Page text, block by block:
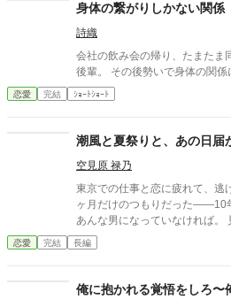
身体の繋がりしかない関係
詩織
会社の飲み会の帰り、たまたま
後輩。 その後勢いで身体の関係
恋愛 完結 ｼｮｰﾄｼｮｰﾄ
潮風と夏祭りと、あの日届
空見原 禄乃
東京での仕事と恋に疲れて、逃
ヶ月だけのつもりだった——10
あんな男になっていなければ。 見上げなければ目が合わない身長
差。低くなった声。大人の手。
まで、その手が触れるたび、体が勝手
十年前のまま覚えている。 ——
い」だと気づいた時、もう引き返せなかっ
恋愛 完結 長編
俺に抱かれる覚悟をしろ〜